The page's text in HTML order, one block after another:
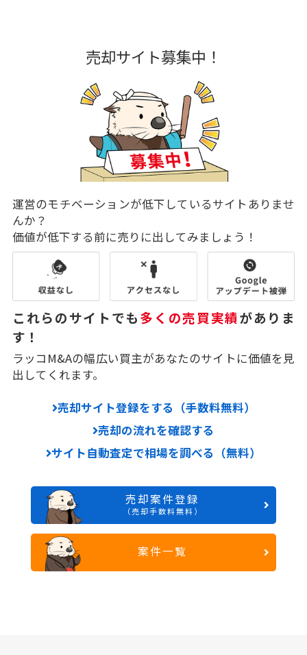
売却サイト募集中！
運営のモチベーションが低下しているサイトありませ
んか？
価値が低下する前に売りに出してみましょう！
これらのサイトでも多くの売買実績がありま
す！
ラッコM&Aの幅広い買主があなたのサイトに価値を見
出してくれます。
売却サイト登録をする（手数料無料）
売却の流れを確認する
サイト自動査定で相場を調べる（無料）
売却案件登録
（売却手数料無料）
案件一覧